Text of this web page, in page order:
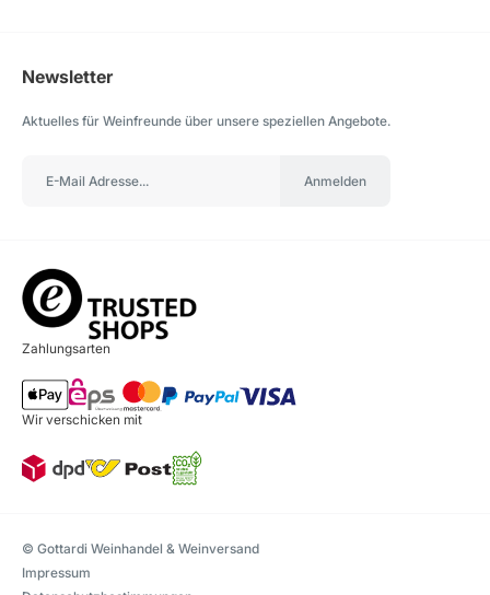
Newsletter
Aktuelles für Weinfreunde über unsere speziellen Angebote.
Anmelden
Zahlungsarten
Wir verschicken mit
© Gottardi Weinhandel & Weinversand
Impressum